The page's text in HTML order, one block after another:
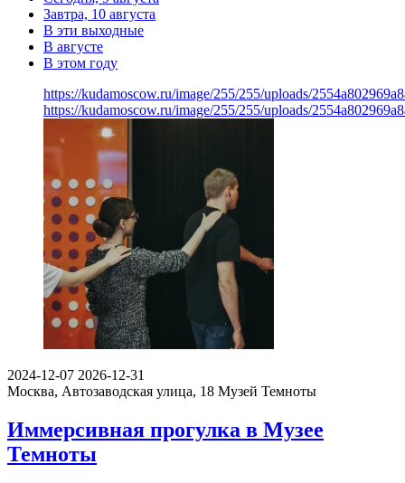
Завтра, 10 августа
В эти выходные
В августе
В этом году
https://kudamoscow.ru/image/255/255/uploads/
https://kudamoscow.ru/image/255/255/uploads/
2024-12-07 2026-12-31
Москва, Автозаводская улица, 18 Музей Темноты
Иммерсивная прогулка в Музее
Темноты